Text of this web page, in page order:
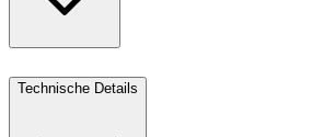
Technische Details